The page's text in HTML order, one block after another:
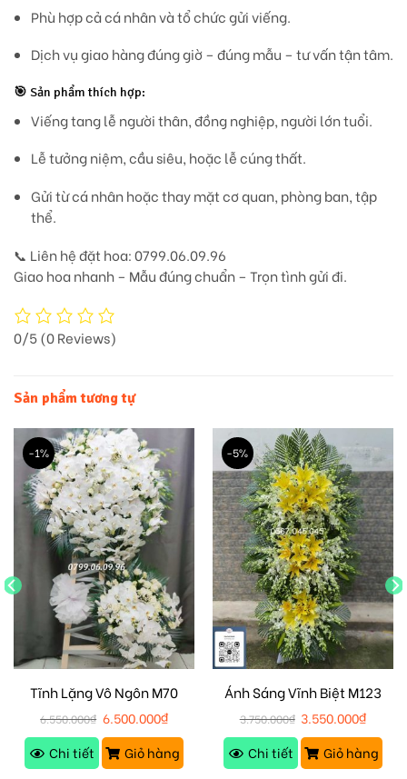
Phù hợp cả cá nhân và tổ chức gửi viếng.
Dịch vụ giao hàng đúng giờ – đúng mẫu – tư vấn tận tâm.
🎯 Sản phẩm thích hợp:
Viếng tang lễ người thân, đồng nghiệp, người lớn tuổi.
Lễ tưởng niệm, cầu siêu, hoặc lễ cúng thất.
Gửi từ cá nhân hoặc thay mặt cơ quan, phòng ban, tập
thể.
📞 Liên hệ đặt hoa: 0799.06.09.96
Giao hoa nhanh – Mẫu đúng chuẩn – Trọn tình gửi đi.
0/5(0 Reviews)
Sản phẩm tương tự
-1%
Tĩnh Lặng Vô Ngôn M70
6.550.000₫ 6.500.000₫
Chi tiết
Giỏ hàng
-5%
Ánh Sáng Vĩnh Biệt M123
3.750.000₫ 3.550.000₫
Chi tiết
Giỏ hàng